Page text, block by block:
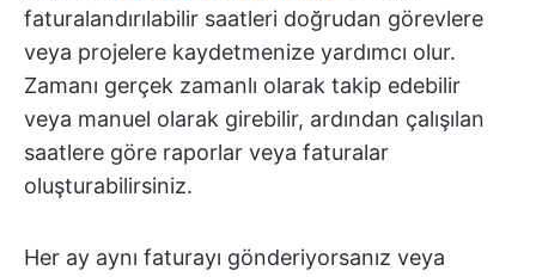
faturalandırılabilir saatleri doğrudan görevlere
veya projelere kaydetmenize yardımcı olur.
Zamanı gerçek zamanlı olarak takip edebilir
veya manuel olarak girebilir, ardından çalışılan
saatlere göre raporlar veya faturalar
oluşturabilirsiniz.
Her ay aynı faturayı gönderiyorsanız veya